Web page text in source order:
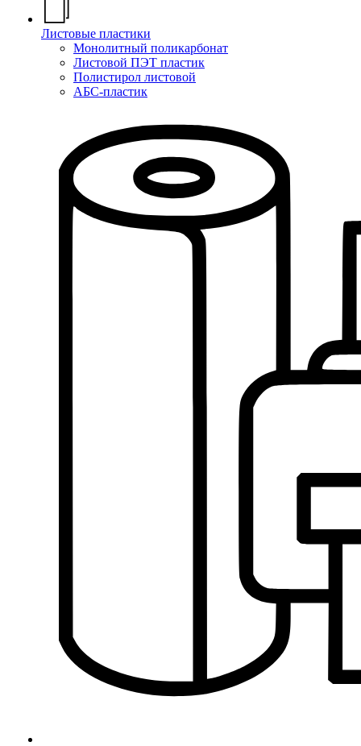
Листовые пластики
Монолитный поликарбонат
Листовой ПЭТ пластик
Полистирол листовой
АБС-пластик